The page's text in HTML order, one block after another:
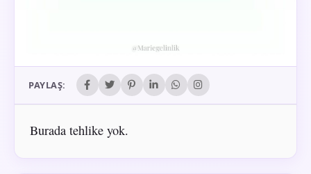
PAYLAŞ:
Burada tehlike yok.